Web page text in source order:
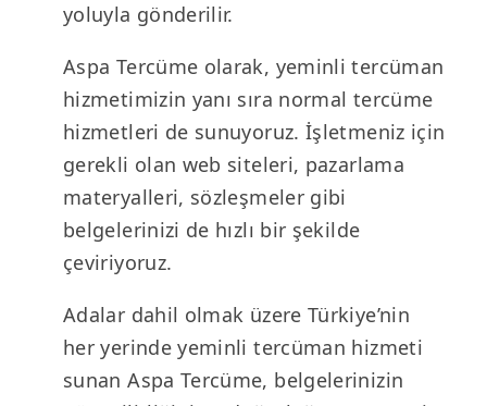
yoluyla gönderilir.
Aspa Tercüme olarak, yeminli tercüman
hizmetimizin yanı sıra normal tercüme
hizmetleri de sunuyoruz. İşletmeniz için
gerekli olan web siteleri, pazarlama
materyalleri, sözleşmeler gibi
belgelerinizi de hızlı bir şekilde
çeviriyoruz.
Adalar dahil olmak üzere Türkiye’nin
her yerinde yeminli tercüman hizmeti
sunan Aspa Tercüme, belgelerinizin